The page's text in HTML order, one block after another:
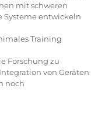
mit schweren
Systeme entwickeln
Training
Forschung zu
von Geräten
noch